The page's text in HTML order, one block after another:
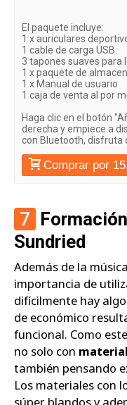
El paquete incluye:
1 x auriculares
1 cable de carga USB.
3 tapones suaves para
1 x paquete de
1 x Manual de usuario
1 caja de venta al por
Haga clic en el botón
derecha y empiece a
con Bluetooth, disfruta
Comprar por
7
Sundried
Además de la
importancia de
difícilmente hay
de económico
funcional. Como
no solo con
también pensando
Los materiales con
súper blandos y